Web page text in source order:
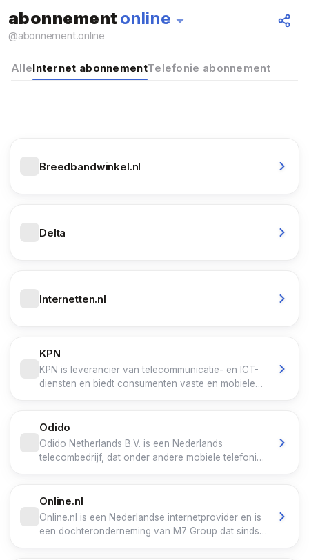
abonnementonline
@abonnement.online
AlleInternet abonnementTelefonie abonnement
Alles
Breedbandwinkel.nl
Delta
Internetten.nl
KPN
KPN is leverancier van telecommunicatie- en ICT-
diensten en biedt consumenten vaste en mobiele
en ICT-oplossingen. KPN biedt wereldwijd
wholesale-netwerkdiensten aan andere operators.
Odido
Odido Netherlands B.V. is een Nederlands
telecombedrijf, dat onder andere mobiele telefonie,
van mobiele telefonie is Odido de grootste
aanbieder in Nederland. Naast het hoofdmerk
Odido voert het bedrijf ook nog activiteiten uit
onder de merknamen Simpel en Ben.
Online.nl
Online.nl is een Nederlandse internetprovider en is
een dochteronderneming van M7 Group dat sinds